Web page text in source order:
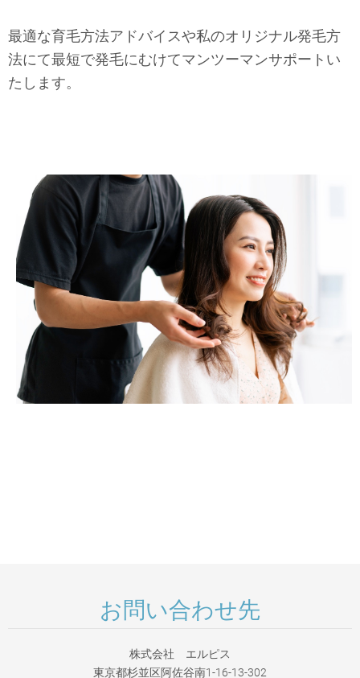
最適な育毛方法アドバイスや私のオリジナル発毛方
法にて最短で発毛にむけてマンツーマンサポートい
たします。
お問い合わせ先
株式会社 エルピス
東京都杉並区阿佐谷南1-16-13-302